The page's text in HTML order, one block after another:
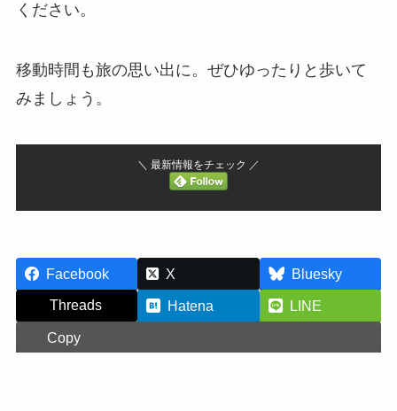
ください。
移動時間も旅の思い出に。ぜひゆったりと歩いて
みましょう。
＼ 最新情報をチェック ／
Facebook X
Bluesky
Threads
Hatena
LINE
Copy